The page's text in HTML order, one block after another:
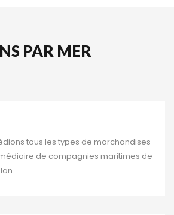
PAR MER
tous les types de marchandises
de compagnies maritimes de